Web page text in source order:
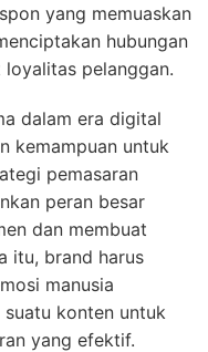
yang memuaskan
hubungan
pelanggan.
dalam era digital
kemampuan untuk
pemasaran
peran besar
dan membuat
itu, brand harus
manusia
konten untuk
yang efektif.